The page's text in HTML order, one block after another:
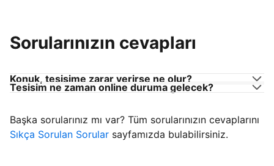
Sorularınızın cevapları
Konuk, tesisime zarar verirse ne olur?
Tesisim ne zaman online duruma gelecek?
Başka sorularınız mı var? Tüm sorularınızın cevaplarını
Sıkça Sorulan Sorular sayfamızda bulabilirsiniz.